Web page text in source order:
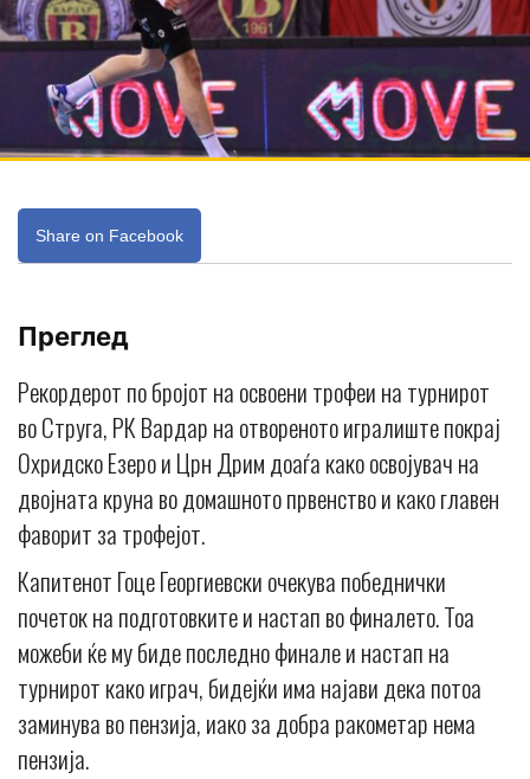
Share on Facebook
Преглед
Рекордерот по бројот на освоени трофеи на турнирот
во Струга, РК Вардар на отвореното игралиште покрај
Охридско Езеро и Црн Дрим доаѓа како освојувач на
двојната круна во домашното првенство и како главен
фаворит за трофејот.
Капитенот Гоце Георгиевски очекува победнички
почеток на подготовките и настап во финалето. Тоа
можеби ќе му биде последно финале и настап на
турнирот како играч, бидејќи има најави дека потоа
заминува во пензија, иако за добра ракометар нема
пензија.